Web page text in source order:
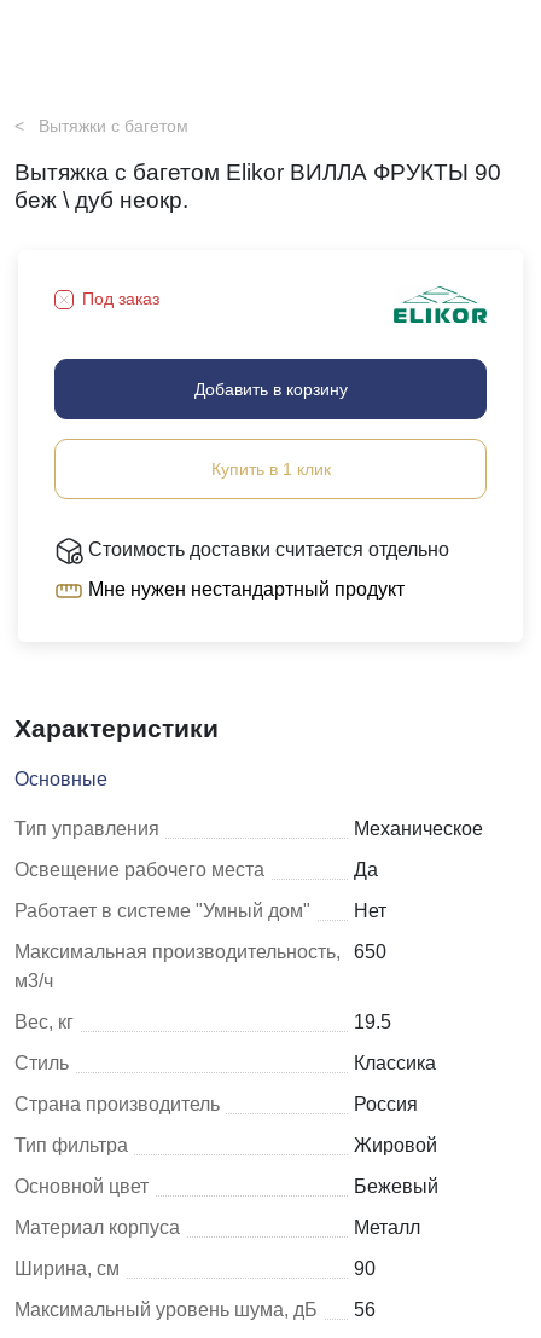
Вытяжки с багетом
Вытяжка с багетом Elikor ВИЛЛА ФРУКТЫ 90
беж \ дуб неокр.
Под заказ
Добавить в корзину
Купить в 1 клик
Стоимость доставки считается отдельно
Мне нужен нестандартный продукт
Характеристики
Основные
Тип управления
Механическое
Освещение рабочего места
Да
Работает в системе "Умный дом"
Нет
Максимальная производительность,
м3/ч
650
Вес, кг
19.5
Стиль
Классика
Страна производитель
Россия
Тип фильтра
Жировой
Основной цвет
Бежевый
Материал корпуса
Металл
Ширина, см
90
Максимальный уровень шума, дБ
56